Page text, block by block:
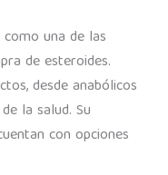
una de las
de esteroides.
desde anabólicos
la salud. Su
con opciones